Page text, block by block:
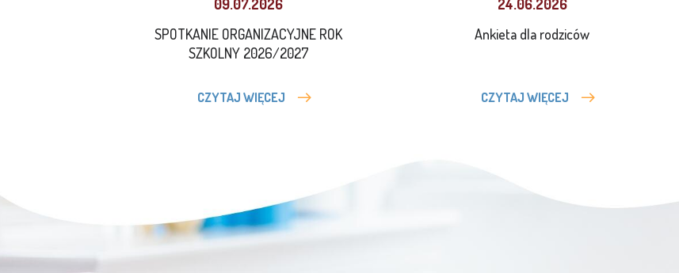
09.07.2026
SPOTKANIE ORGANIZACYJNE ROK
SZKOLNY 2026/2027
CZYTAJ WIĘCEJ
24.06.2026
Ankieta dla rodziców
CZYTAJ WIĘCEJ